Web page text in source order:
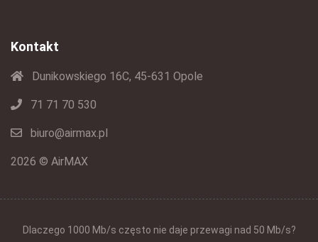
Kontakt
Dunikowskiego 16C, 45-631 Opole
71 71 70 530
biuro@airmax.pl
2026 © AirMAX
Dlaczego 1000 Mb/s często nie daje przewagi nad 50 Mb/s?